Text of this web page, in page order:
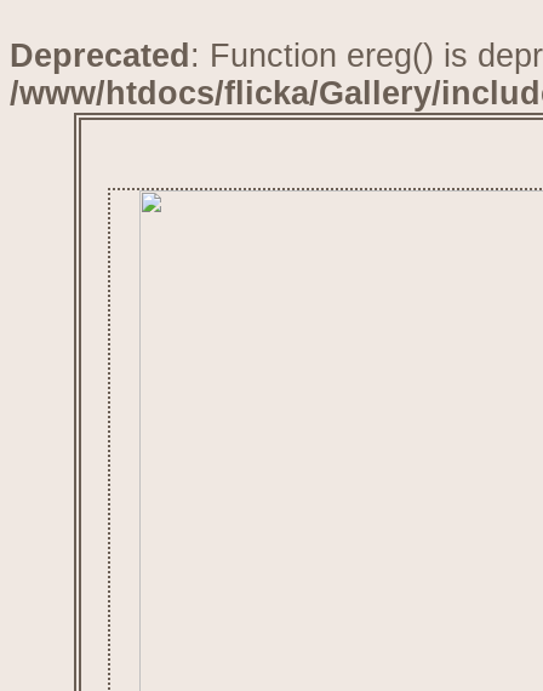
Deprecated : Function ereg() is
/www/htdocs/flicka/Gallery/